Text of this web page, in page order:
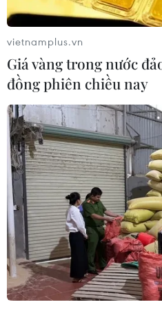
Pháp khuyến cáo
song với chủng ngừa
24/10/2021 04:49
Theo Bộ Y tế Pháp, việc
chủng ngừa COVID-19
đồng thời ngăn chặn nguy
vietnamplus.vn
Giá vàng trong nước
đồng phiên chiều nay